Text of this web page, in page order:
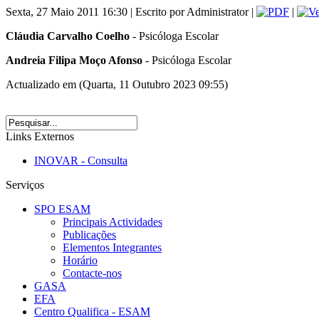
Sexta, 27 Maio 2011 16:30 | Escrito por Administrator |
|
Cláudia Carvalho Coelho - Psicóloga Escolar
Andreia Filipa Moço Afonso - Psicóloga Escolar
Actualizado em (Quarta, 11 Outubro 2023 09:55)
Links Externos
INOVAR - Consulta
Serviços
SPO ESAM
Principais Actividades
Publicações
Elementos Integrantes
Horário
Contacte-nos
GASA
EFA
Centro Qualifica - ESAM